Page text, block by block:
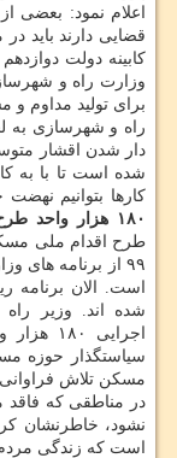
اعلام نمود: بعضی
قضایی دارند باید
كابینه دولت
وزارت راه و
برای تولید مداوم
راه و شهرسازی به
دار شدن اقشار
شده است تا با به
كارها بتوانیم نهضت
۱۸۰ هزار واحد طرح اقدام ملی مسكن
۹۹ از برنامه
است. الان برنامه
شده اند. وزیر
سیاستگذار حوزه
مسكن تلاش
در مناطقی كه
نشود، خاطرنشان
است كه زندگی